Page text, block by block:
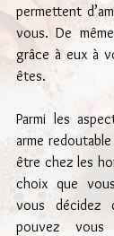
permettent
vous. De
grâce à eux à
êtes.
Parmi les
arme
être chez les
choix que
vous décidez
pouvez vous